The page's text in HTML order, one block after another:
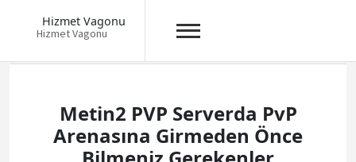
Hizmet Vagonu
Hizmet Vagonu
Metin2 PVP Serverda PvP
Arenasına Girmeden Önce